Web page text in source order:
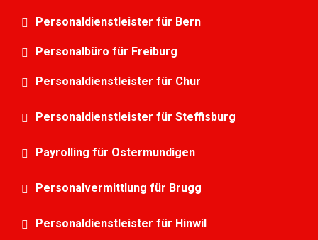
Personaldienstleister für Bern
Personalbüro für Freiburg
Personaldienstleister für Chur
Personaldienstleister für Steffisburg
Payrolling für Ostermundigen
Personalvermittlung für Brugg
Personaldienstleister für Hinwil